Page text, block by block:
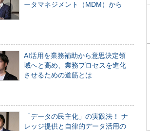
ータマネジメント（MDM）から
AI活用を業務補助から意思決定領
域へと高め、業務プロセスを進化
させるための道筋とは
「データの民主化」の実践法！ ナ
レッジ提供と自律的データ活用の